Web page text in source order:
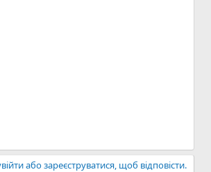
або зареєструватися, щоб відповісти.